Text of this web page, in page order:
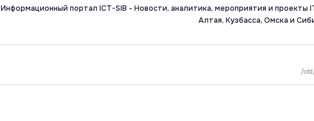
Информационный портал ICT-SIB - Новости, аналитика, мероприятия и проекты
Алтая, Кузбасса, Омска и
/